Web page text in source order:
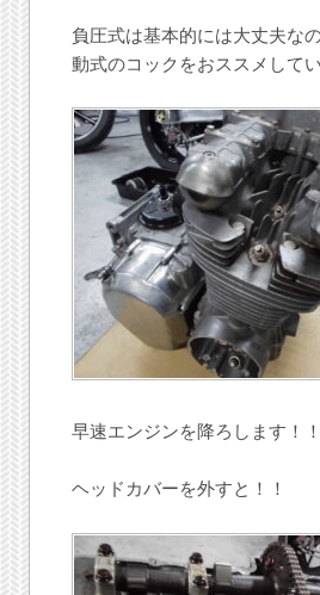
負圧式は基本的には大丈夫な
動式のコックをおススメして
早速エンジンを降ろします！！
ヘッドカバーを外すと！！